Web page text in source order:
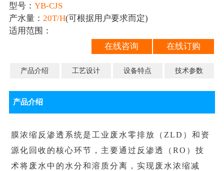
型号： YB-CJS
产水量： 20T/H(可根据用户要求而定)
适用范围：
在线咨询
在线订购
产品介绍 工艺设计 设备特点 技术参数
产品介绍
膜浓缩反渗透系统是工业废水零排放（ZLD）和资
源化回收的核心环节，主要通过反渗透（RO）技
术将废水中的水分和溶质分离，实现废水浓缩减